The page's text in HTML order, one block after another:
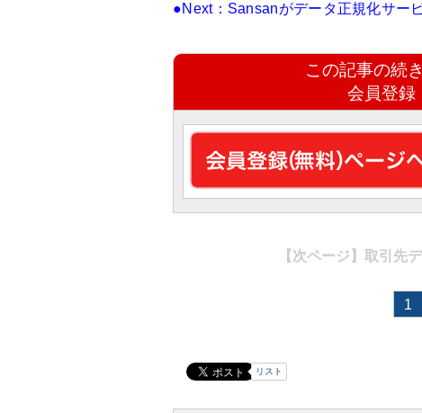
●Next：Sansanがデータ正規化サー
この記事の続
会員登録
【次ページ】 取引先
1
リスト